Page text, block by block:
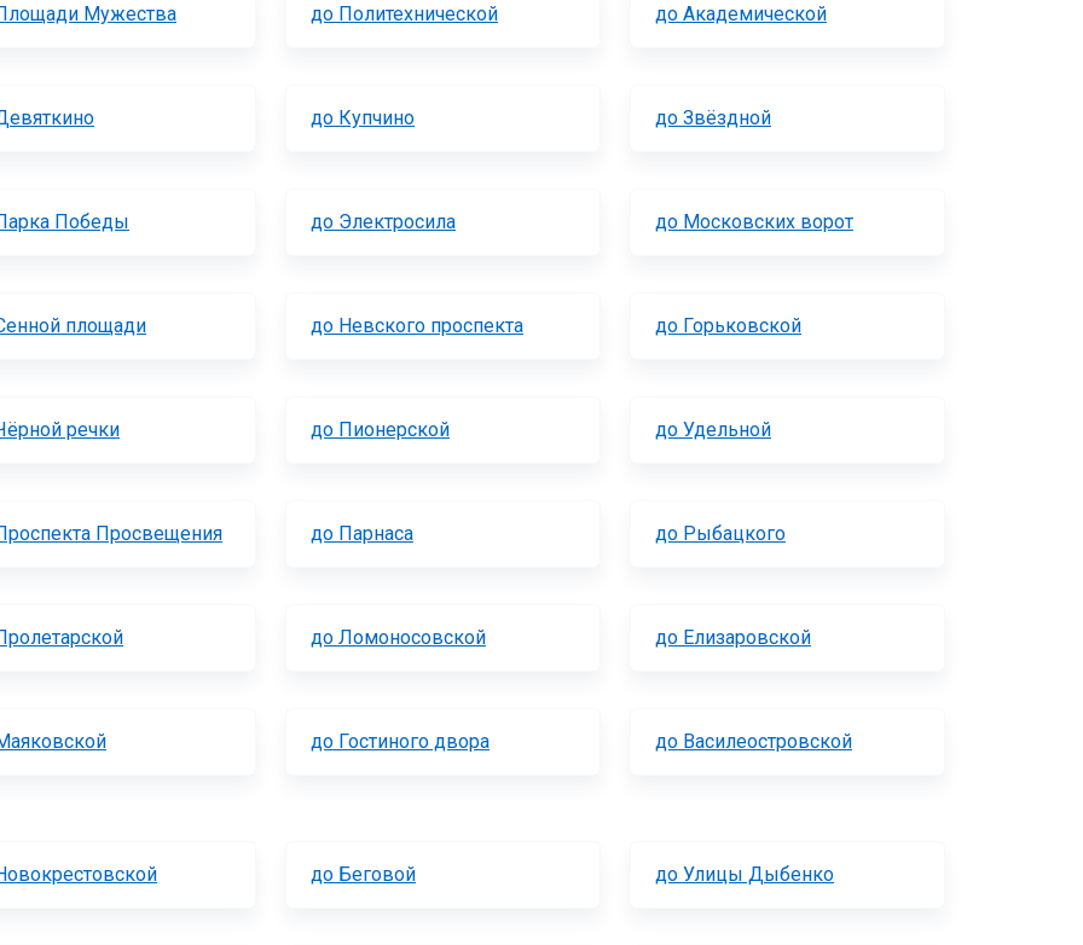
Мужества до Политехнической до Академической
до Купчино до Звёздной
Победы до Электросила до Московских ворот
площади до Невского проспекта до Горьковской
речки до Пионерской до Удельной
Просвещения до Парнаса до Рыбацкого
до Ломоносовской до Елизаровской
до Гостиного двора до Василеостровской
до Беговой до Улицы Дыбенко